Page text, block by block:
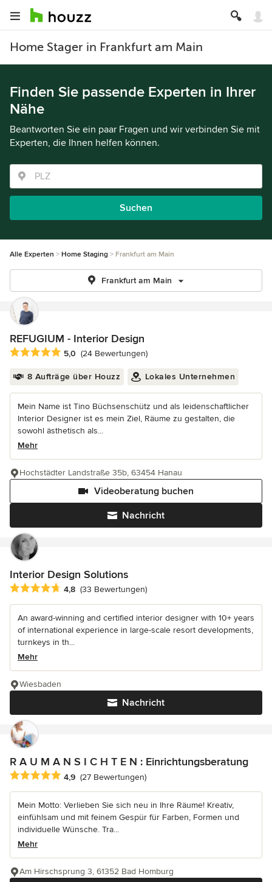
Home Stager in Frankfurt am Main
Finden Sie passende Experten in Ihrer
Nähe
Beantworten Sie ein paar Fragen und wir verbinden Sie mit
Experten, die Ihnen helfen können.
Suchen
Alle Experten Home Staging Frankfurt am Main
Frankfurt am Main
REFUGIUM - Interior Design
Durchschnittliche Bewertung: 5 von 5 Sternen
5,0 (24 Bewertungen)
8 Aufträge über Houzz Lokales Unternehmen
Mein Name ist Tino Büchsenschütz und als leidenschaftlicher
Interior Designer ist es mein Ziel, Räume zu gestalten, die
sowohl ästhetisch als...
Mehr
Nachricht
Videoberatung buchen
Hochstädter Landstraße 35b, 63454 Hanau
Interior Design Solutions
Durchschnittliche Bewertung: 4.8 von 5 Sternen
4,8 (33 Bewertungen)
An award-winning and certified interior designer with 10+ years
of international experience in large-scale resort developments,
turnkeys in th...
Mehr
Nachricht
Wiesbaden
R A U M A N S I C H T E N : Einrichtungsberatung
Durchschnittliche Bewertung: 4.9 von 5 Sternen
4,9 (27 Bewertungen)
Mein Motto: Verlieben Sie sich neu in Ihre Räume! Kreativ,
einfühlsam und mit feinem Gespür für Farben, Formen und
individuelle Wünsche. Tra...
Mehr
Am Hirschsprung 3, 61352 Bad Homburg